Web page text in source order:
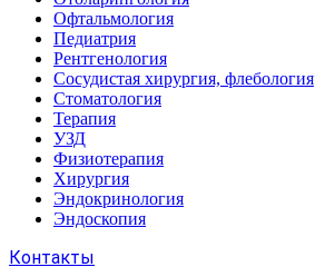
Офтальмология
Педиатрия
Рентгенология
Сосудистая хирургия, флебология
Стоматология
Терапия
УЗД
Физиотерапия
Хирургия
Эндокринология
Эндоскопия
Контакты